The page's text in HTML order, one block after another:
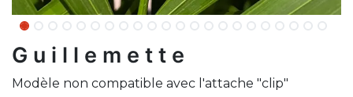
G u i l l e m e t t e
Modèle non compatible avec l'attache "clip"